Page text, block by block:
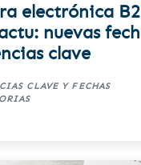
electrónica
nuevas
clave
CLAVE Y FECHAS